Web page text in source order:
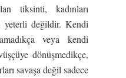
tiksinti, kadınları
yeterli değildir. Kendi
veya kendi
dönüşmedikçe,
savaşa değil sadece